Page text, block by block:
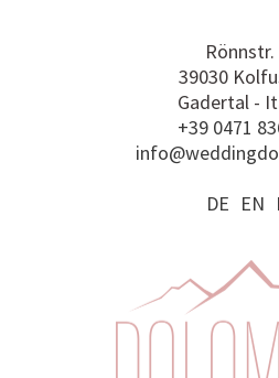
Rönnstr.
39030
Gadertal -
+39 0471
DE EN